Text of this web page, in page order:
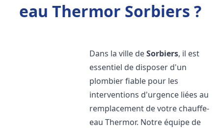
eau Thermor Sorbiers ?
Dans la ville deSorbiers, il est
essentiel de disposer d'un
plombier fiable pour les
interventions d'urgence liées au
remplacement de votre chauffe-
eau Thermor. Notre équipe de